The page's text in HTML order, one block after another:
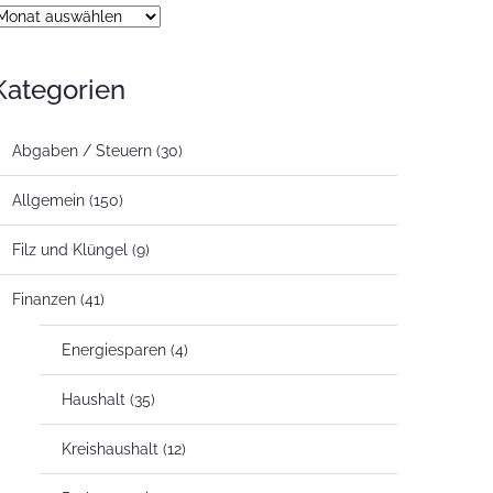
Abgaben / Steuern (30)
Allgemein (150)
Filz und Klüngel (9)
Finanzen (41)
Energiesparen (4)
Haushalt (35)
Kreishaushalt (12)